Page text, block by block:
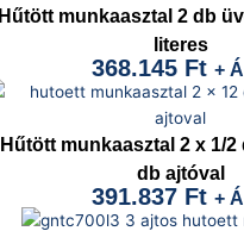
Hűtött munkaasztal 2 db
literes
368.145 Ft +
Hűtött munkaasztal 2 x 1/2
db ajtóval
391.837 Ft +